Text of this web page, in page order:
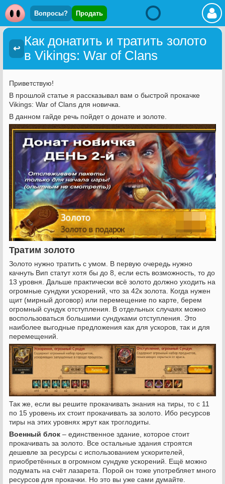
Вопросы? Продать
↩
Как донатить и тратить золото
в Vikings: War of Clans
Приветствую!
В прошлой статье я рассказывал вам о быстрой прокачке
Vikings: War of Clans для новичка.
В данном гайде речь пойдет о донате и золоте.
Тратим золото
Золото нужно тратить с умом. В первую очередь нужно
качнуть Вип статут хотя бы до 8, если есть возможность, то до
13 уровня. Дальше практически всё золото должно уходить на
огромные сундуки ускорений, что за 42к золота. Когда нужен
щит (мирный договор) или перемещение по карте, берем
огромный сундук отступления. В отдельных случаях можно
воспользоваться большими сундуками отступления. Это
наиболее выгодные предложения как для ускоров, так и для
перемещений.
Так же, если вы решите прокачивать знания на тиры, то с 11
по 15 уровень их стоит прокачивать за золото. Ибо ресурсов
тиры на этих уровнях жрут как троглодиты.
Военный блок – единственное здание, которое стоит
прокачивать за золото. Все остальные здания строятся
дешевле за ресурсы с использованием ускорителей,
приобретённых в огромном сундуке ускорений. Ещё можно
подумать на счёт лазарета. Порой он тоже употребляет много
ресурсов для прокачки. Но это вы уже сами думайте.